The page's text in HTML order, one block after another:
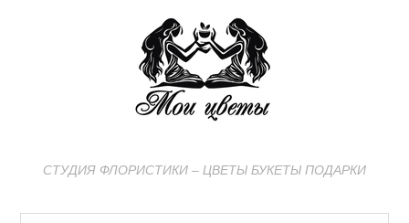
СТУДИЯ ФЛОРИСТИКИ – ЦВЕТЫ БУКЕТЫ ПОДАРКИ